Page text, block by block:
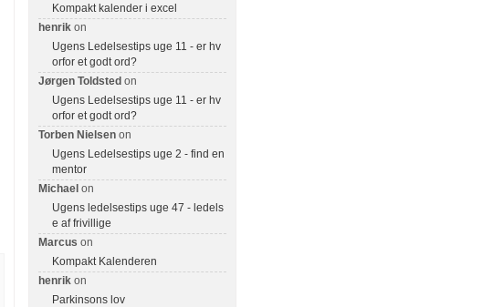
Kompakt kalender i excel
henrik on
Ugens Ledelsestips uge 11 - er hv
orfor et godt ord?
Jørgen Toldsted on
Ugens Ledelsestips uge 11 - er hv
orfor et godt ord?
Torben Nielsen on
Ugens Ledelsestips uge 2 - find en
mentor
Michael on
Ugens ledelsestips uge 47 - ledels
e af frivillige
Marcus on
Kompakt Kalenderen
henrik on
Parkinsons lov